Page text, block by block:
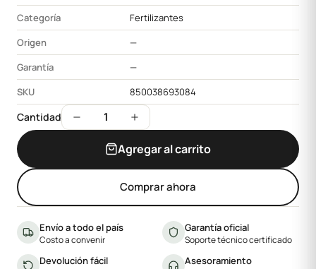
Categoría
Fertilizantes
Origen
—
Garantía
—
SKU
850038693084
Cantidad 1
Agregar al carrito
Comprar ahora
Envío a todo el país
Costo a convenir
Garantía oficial
Soporte técnico certificado
Devolución fácil
Asesoramiento